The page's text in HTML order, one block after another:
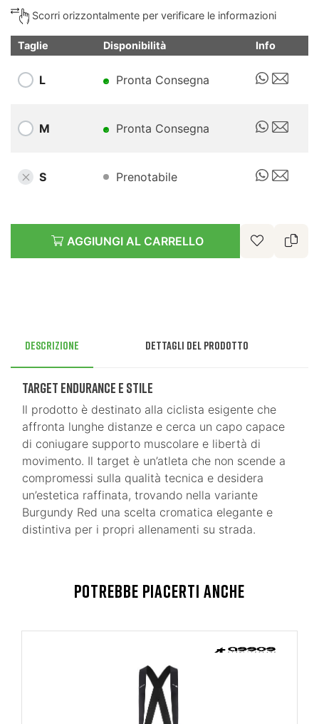
Scorri orizzontalmente per verificare le informazioni
Taglie Disponibilità Info
L Pronta Consegna
M Pronta Consegna
S Prenotabile
AGGIUNGI AL CARRELLO
Descrizione Dettagli del prodotto
Target Endurance e Stile
Il prodotto è destinato alla ciclista esigente che
affronta lunghe distanze e cerca un capo capace
di coniugare supporto muscolare e libertà di
movimento. Il target è un’atleta che non scende a
compromessi sulla qualità tecnica e desidera
un’estetica raffinata, trovando nella variante
Burgundy Red una scelta cromatica elegante e
distintiva per i propri allenamenti su strada.
POTREBBE PIACERTI ANCHE